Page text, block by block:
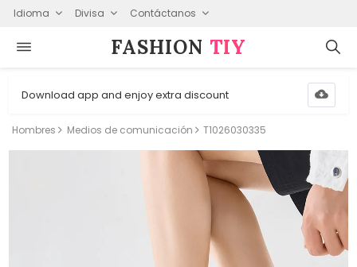
Idioma Divisa Contáctanos
FASHION⁠ TIY
Download app and enjoy extra discount
Hombres Medios de comunicación T1026030335